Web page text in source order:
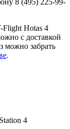
8 (495) 225-99-
Flight Hotas 4
с доставкой
можно забрать
.
4